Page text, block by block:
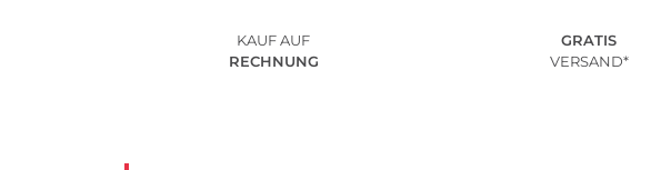
KAUF AUF
RECHNUNG
GRATIS
VERSAND*